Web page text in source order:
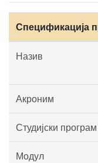
Спецификација
Назив
Акроним
Студијски програм
Модул